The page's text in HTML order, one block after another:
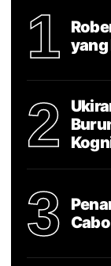
1
yang
2
3